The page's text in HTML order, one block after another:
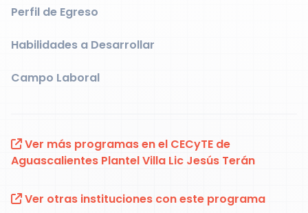
Perfil de Egreso
Habilidades a Desarrollar
Campo Laboral
Ver más programas en el CECyTE de
Aguascalientes Plantel Villa Lic Jesús Terán
Ver otras instituciones con este programa